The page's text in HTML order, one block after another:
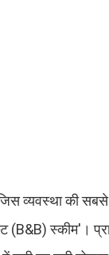
व्यवस्था की सबसे
(B&B) स्कीम'।